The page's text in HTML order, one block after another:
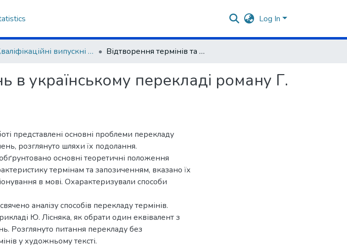
Log In
Кваліфікаційні випускні роботи здобувачів вищої освіти Відтворення термінів та запозичень в українському перекладі роману Г. Мелвіля «Мобі Дік»
в українському перекладі роману Г.
представлені основні проблеми перекладу
розглянуто шляхи їх подолання.
основні теоретичні положення
термінам та запозиченням, вказано їх
в мові. Охарактеризували способи
аналізу способів перекладу термінів.
Ю. Лісняка, як обрати один еквівалент з
Розглянуто питання перекладу без
у художньому тексті.